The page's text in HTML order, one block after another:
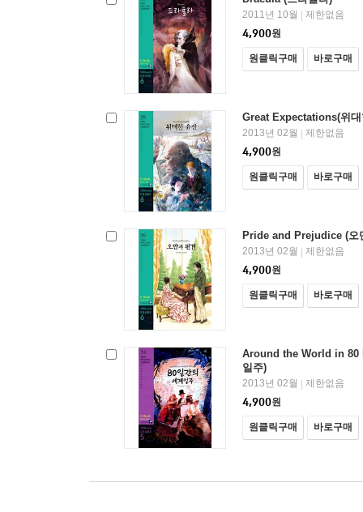
2011년 10월
제한없음
4,900원
원클릭구매 바로구매
Great Expectations(위대
2013년 02월
제한없음
4,900원
원클릭구매 바로구매
Pride and Prejudice (오
2013년 02월
제한없음
4,900원
원클릭구매 바로구매
Around the World in 80
일주)
2013년 02월
제한없음
4,900원
원클릭구매 바로구매